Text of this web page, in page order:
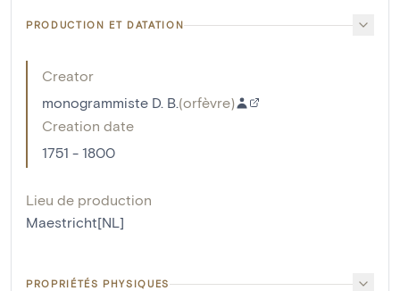
PRODUCTION ET DATATION
Creator
monogrammiste D. B.(orfèvre)
Creation date
1751 - 1800
Lieu de production
Maestricht[NL]
PROPRIÉTÉS PHYSIQUES